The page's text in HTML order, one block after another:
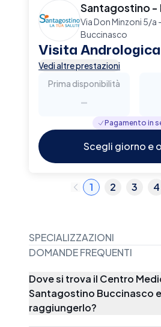
Santagostino -
Via Don Minzoni 5/
Buccinasco
Visita Andrologica
Vedi altre prestazioni
Prima disponibilità
-
Pagamento in
Scegli giorno e
1 2 3 4
SPECIALIZZAZIONI
DOMANDE FREQUENTI
Dovesi trova il Centro
Santagostino Buccinasco e
raggiungerlo?